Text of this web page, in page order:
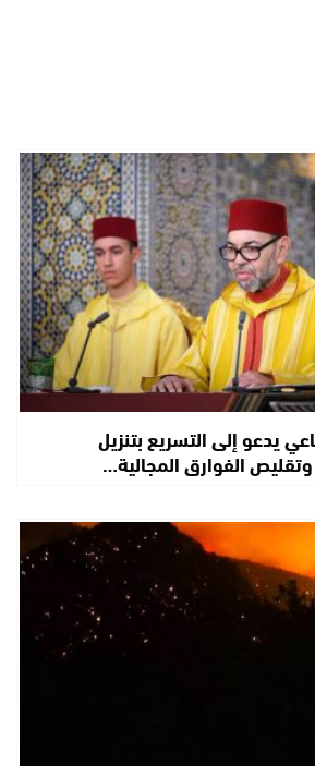
يدعو إلى التسريع بتنزيل
الفوارق المجالية…